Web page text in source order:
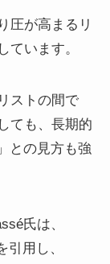
圧が高まるリ
ています。
ストの間で
ても、長期的
との見方も強
氏は、
用し、